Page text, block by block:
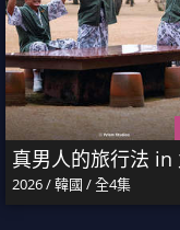
2026 / 韓國 / 全4集